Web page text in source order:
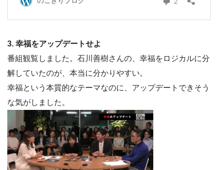
3. 幸福をアップデートせよ
番組観覧しました。石川善樹さんの、幸福をロジカルに分
解していたのが、本当に分かりやすい。
幸福という本質的なテーマなのに、アップデートできそう
な気がしました。